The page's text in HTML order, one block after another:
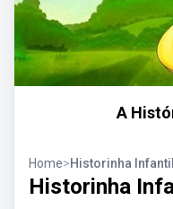
A
Home>Historinha
Historinha